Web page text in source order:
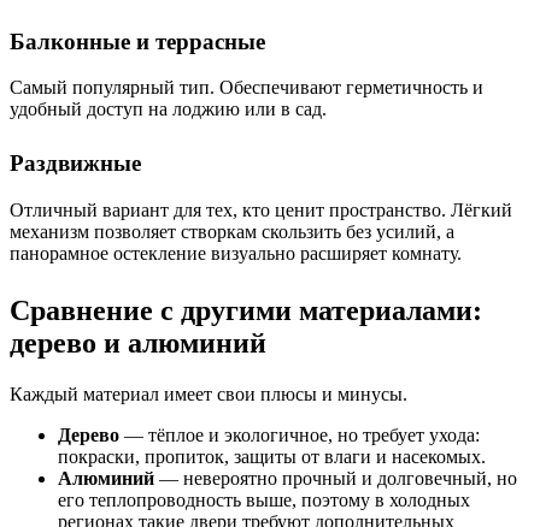
Балконные и террасные
Самый популярный тип. Обеспечивают герметичность и
удобный доступ на лоджию или в сад.
Раздвижные
Отличный вариант для тех, кто ценит пространство. Лёгкий
механизм позволяет створкам скользить без усилий, а
панорамное остекление визуально расширяет комнату.
Сравнение с другими материалами:
дерево и алюминий
Каждый материал имеет свои плюсы и минусы.
Дерево — тёплое и экологичное, но требует ухода:
покраски, пропиток, защиты от влаги и насекомых.
Алюминий — невероятно прочный и долговечный, но
его теплопроводность выше, поэтому в холодных
регионах такие двери требуют дополнительных